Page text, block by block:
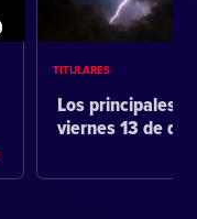
TITULARES
Los principales
viernes 13 de